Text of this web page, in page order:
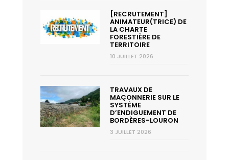
[RECRUTEMENT]
ANIMATEUR(TRICE) DE
LA CHARTE
FORESTIÈRE DE
TERRITOIRE
10 JUILLET 2026
TRAVAUX DE
MAÇONNERIE SUR LE
SYSTÈME
D’ENDIGUEMENT DE
BORDÈRES-LOURON
3 JUILLET 2026